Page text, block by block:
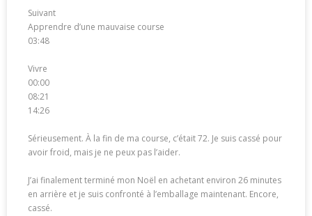
Suivant
Apprendre d’une mauvaise course
03:48
Vivre
00:00
08:21
14:26
Sérieusement. À la fin de ma course, c’était 72. Je suis cassé pour
avoir froid, mais je ne peux pas l’aider.
J’ai finalement terminé mon Noël en achetant environ 26 minutes
en arrière et je suis confronté à l’emballage maintenant. Encore,
cassé.